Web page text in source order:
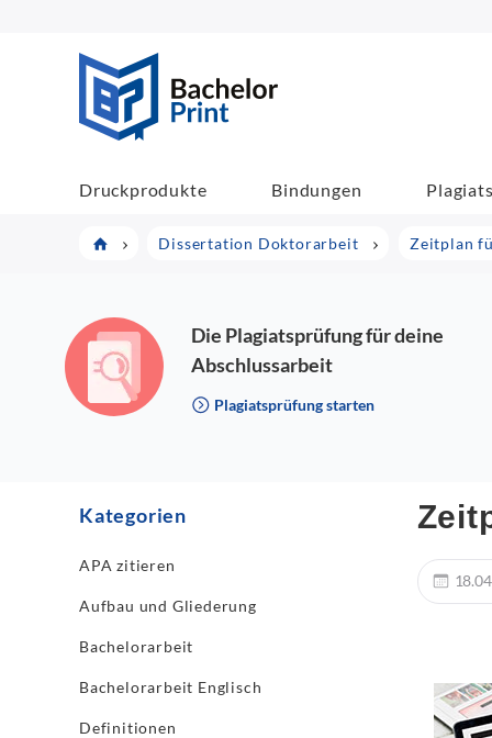
Druckprodukte Bindungen
Dissertation Doktorarbeit Zeitplan
Die Plagiatsprüfung für deine
Abschlussarbeit
Plagiatsprüfung starten
Kategorien
APA zitieren
Aufbau und Gliederung
Bachelorarbeit
Bachelorarbeit Englisch
Definitionen